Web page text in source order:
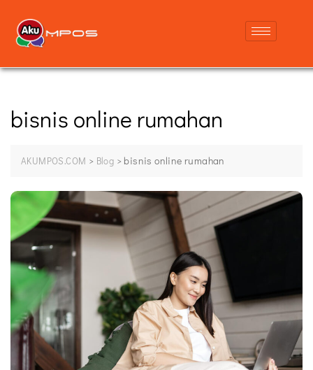
bisnis online rumahan
AKUMPOS.COM > Blog > bisnis online rumahan